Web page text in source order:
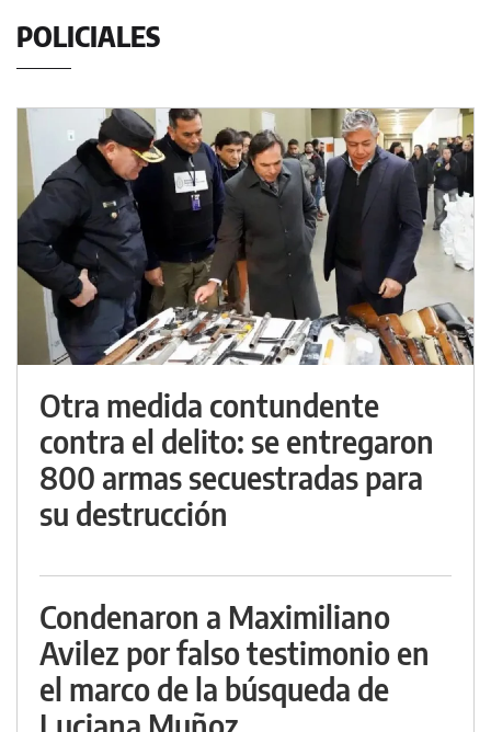
POLICIALES
Otra medida contundente
contra el delito: se entregaron
800 armas secuestradas para
su destrucción
Condenaron a Maximiliano
Avilez por falso testimonio en
el marco de la búsqueda de